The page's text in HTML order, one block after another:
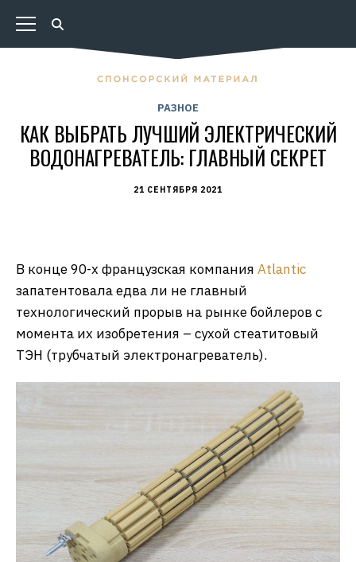
РАЗНОЕ
КАК ВЫБРАТЬ ЛУЧШИЙ ЭЛЕКТРИЧЕСКИЙ
ВОДОНАГРЕВАТЕЛЬ: ГЛАВНЫЙ СЕКРЕТ
21 СЕНТЯБРЯ 2021
В конце 90-х французская компания Atlantic
запатентовала едва ли не главный
технологический прорыв на рынке бойлеров с
момента их изобретения – сухой стеатитовый
ТЭН (трубчатый электронагреватель).